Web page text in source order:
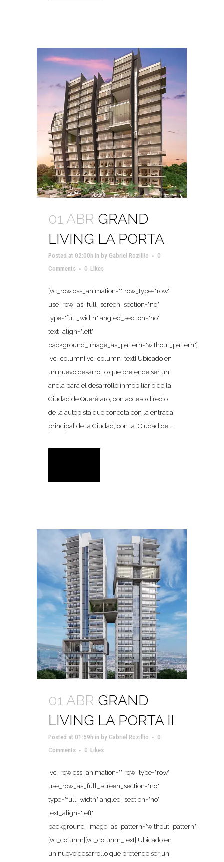
01 ABR GRAND
LIVING LA PORTA
Posted at 02:00h in by Gabriel Rozillio
0
Comments
0 Likes
[vc_row css_animation="" row_type="row"
use_row_as_full_screen_section="no"
type="full_width" angled_section="no"
text_align="left"
background_image_as_pattern="without_pattern"]
[vc_column][vc_column_text] Ubicado en
un nuevo desarrollo que pretende ser un
ancla para el desarrollo inmobiliario de la
Ciudad de Querétaro, con acceso directo
de la autopista que conecta con la entrada
principal de la Ciudad, con la Ciudad de...
01 ABR GRAND
LIVING LA PORTA II
Posted at 01:59h in by Gabriel Rozillio
0
Comments
0 Likes
[vc_row css_animation="" row_type="row"
use_row_as_full_screen_section="no"
type="full_width" angled_section="no"
text_align="left"
background_image_as_pattern="without_pattern"]
[vc_column][vc_column_text] Ubicado en
un nuevo desarrollo que pretende ser un